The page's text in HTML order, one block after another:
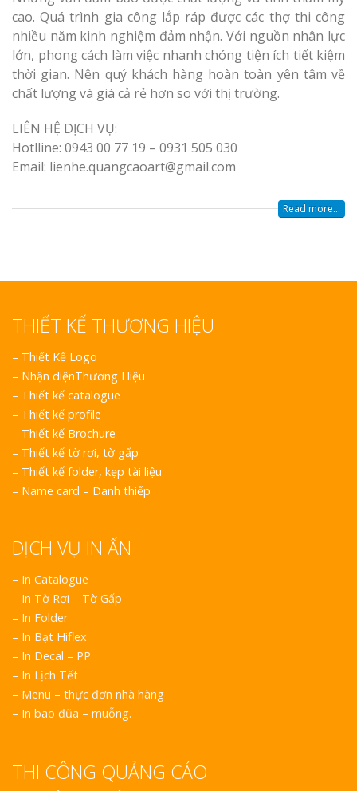
cao. Quá trình gia công lắp ráp được các thợ thi công
nhiều năm kinh nghiệm đảm nhận. Với nguồn nhân lực
lớn, phong cách làm việc nhanh chóng tiện ích tiết kiệm
thời gian. Nên quý khách hàng hoàn toàn yên tâm về
chất lượng và giá cả rẻ hơn so với thị trường.
LIÊN HỆ DỊCH VỤ:
Hotlline: 0943 00 77 19 – 0931 505 030
Email: lienhe.quangcaoart@gmail.com
Read more...
THIẾT KẾ THƯƠNG HIỆU
– Thiết Kế Logo
– Nhận diệnThương Hiệu
– Thiết kế catalogue
– Thiết kế profile
– Thiết kế Brochure
– Thiết kế tờ rơi, tờ gấp
– Thiết kế folder, kẹp tài liệu
– Name card – Danh thiếp
DỊCH VỤ IN ẤN
– In Catalogue
– In Tờ Rơi – Tờ Gấp
– In Folder
– In Bạt Hiflex
– In Decal – PP
– In Lịch Tết
– Menu – thực đơn nhà hàng
– In bao đũa – muỗng.
THI CÔNG QUẢNG CÁO
Làm biển
tại Vinh Nghệ An
Làm Biển
Nam Đàn Uy Tín Giá
Mỹ Phẩm Vinh Thu
Hàng
Top 10 Mẫu